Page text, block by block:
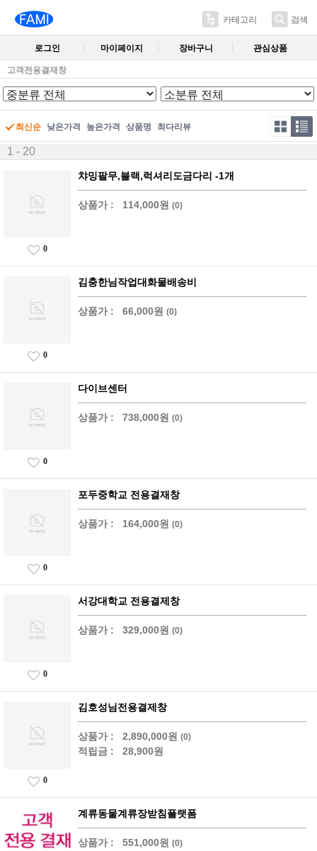
카테고리 검색
로그인 마이페이지 장바구니 관심상품
고객전용결재창
최신순 낮은가격 높은가격 상품명 최다리뷰
1 - 20
챠밍팔무,블랙,럭셔리도금다리 -1개
상품가 : 114,000원 (0)
0
김충한님작업대화물배송비
상품가 : 66,000원 (0)
0
다이브센터
상품가 : 738,000원 (0)
0
포두중학교 전용결재창
상품가 : 164,000원 (0)
0
서강대학교 전용결제창
상품가 : 329,000원 (0)
0
김호성님전용결제창
상품가 : 2,890,000원 (0)
적립금 : 28,900원
0
계류동물계류장받침플랫폼
상품가 : 551,000원 (0)